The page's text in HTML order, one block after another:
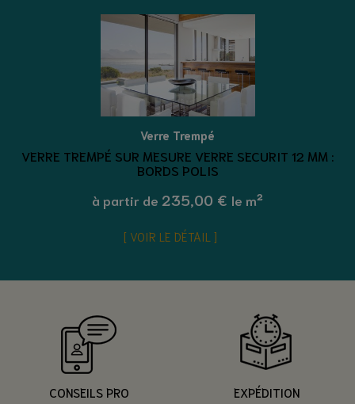
Verre Trempé
VERRE TREMPÉ SUR MESURE VERRE SECURIT 12 MM :
BORDS POLIS
à partir de 235,00 € le m²
VOIR LE DÉTAIL
CONSEILS PRO EXPÉDITION